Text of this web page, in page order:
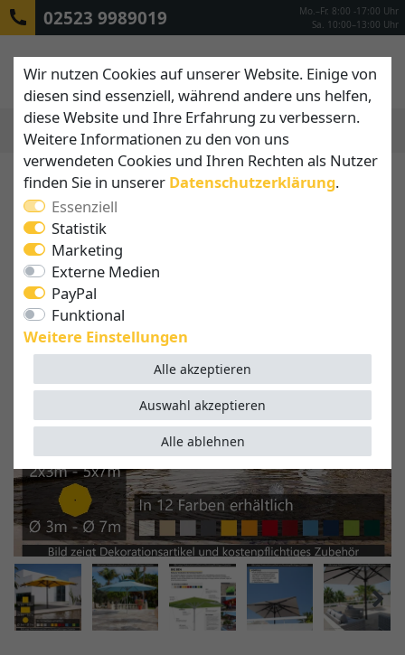
02523 9989019
Mo.–Fr. 8:00 -17:00 Uhr
Sa. 10:00–13:00 Uhr
Wir nutzen Cookies auf unserer Website. Einige von
diesen sind essenziell, während andere uns helfen,
diese Website und Ihre Erfahrung zu verbessern.
Weitere Informationen zu den von uns
verwendeten Cookies und Ihren Rechten als Nutzer
finden Sie in unserer Daten­schutz­erklärung.
Essenziell
Statistik
Marketing
Externe Medien
PayPal
Funktional
Weitere Einstellungen
Alle akzeptieren
Alle ablehnen
Auswahl akzeptieren